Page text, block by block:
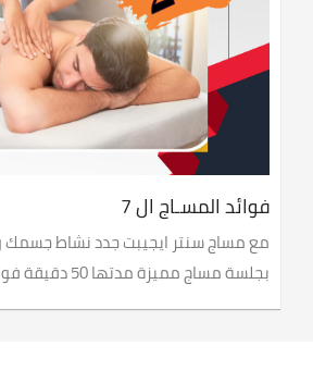
فوائد المسـاج ال 7
مع مساج سنتر ايجيبت جدد نشاط
بجلسة مساج مميزة مدتها 50 دقيقة فوائد المسـاج ال